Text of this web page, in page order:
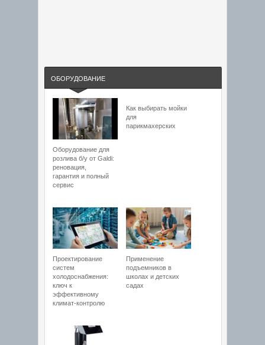
ОБОРУДОВАНИЕ
Оборудование для
розлива б/у от Galdi:
реновация,
гарантия и полный
сервис
Как выбирать мойки
для
парикмахерских
Проектирование
систем
холодоснабжения:
ключ к
эффективному
климат-контролю
Применение
подъемников в
школах и детских
садах